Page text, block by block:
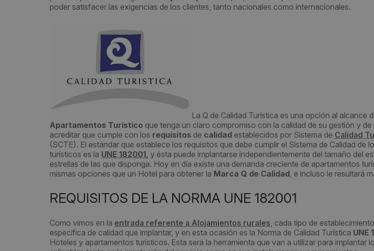
poder satisfacer las exigencias de los clientes, tanto nacionales como internacionales.
La Q de Calidad Turística es una opción al alcance
Apartamentos Turístico que tenga un claro compromiso con la calidad de su gestión y
acreditar que cumple con los requisitos de calidad establecidos por Sistema de Calidad
(SCTE). El estándar que establece los requisitos que debe cumplir el Sistema de Calidad de
turísticos es la UNE 182001, y ésta puede implantarse independientemente del tamaño del
estrellas de las que disponga. Hoy en día existe una demanda creciente de apartamentos
mismas opciones que un Hotel para obtener la Marca Q de Calidad, e incluso le resultará
REQUISITOS DE LA NORMA UNE 182001
Como vimos en la entrada referente a Alojamientos rurales, cada tipo de
específica de calidad que implantar, y en esta ocasión es la Norma de Calidad Turística UNE
Hoteles y apartamentos turísticos. Esta será la herramienta que van a utilizar para implantar